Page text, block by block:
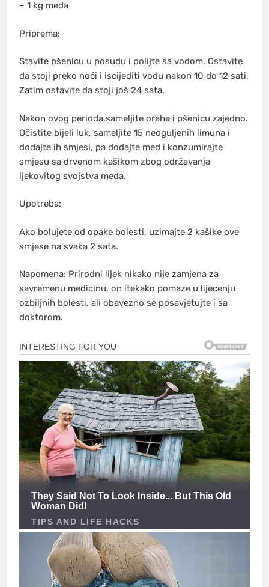
– 1 kg meda
Priprema:
Stavite pšenicu u posudu i polijte sa vodom. Ostavite
da stoji preko noći i iscijediti vodu nakon 10 do 12 sati.
Zatim ostavite da stoji još 24 sata.
Nakon ovog perioda,sameljite orahe i pšenicu zajedno.
Očistite bijeli luk, sameljite 15 neoguljenih limuna i
dodajte ih smjesi, pa dodajte med i konzumirajte
smjesu sa drvenom kašikom zbog održavanja
ljekovitog svojstva meda.
Upotreba:
Ako bolujete od opake bolesti, uzimajte 2 kašike ove
smjese na svaka 2 sata.
Napomena: Prirodni lijek nikako nije zamjena za
savremenu medicinu, on itekako pomaze u lijecenju
ozbiljnih bolesti, ali obavezno se posavjetujte i sa
doktorom.